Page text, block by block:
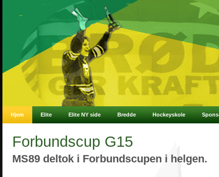
Hjem Elite Elite NY side Bredde Hockeyskole
Forbundscup G15
MS89 deltok i Forbundscupen i helgen.